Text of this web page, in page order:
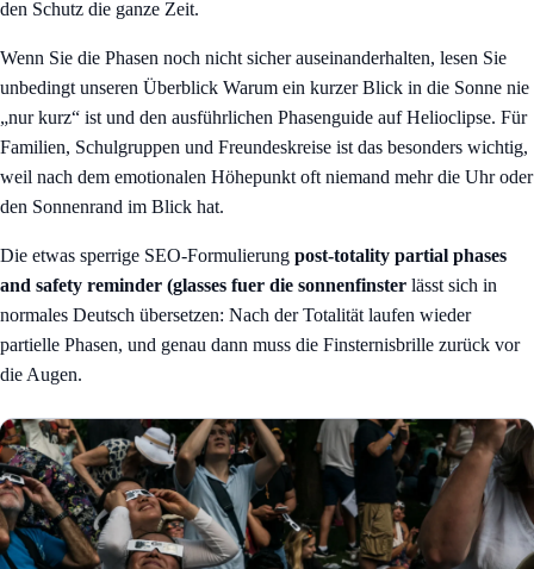
den Schutz die ganze Zeit.
Wenn Sie die Phasen noch nicht sicher auseinanderhalten, lesen Sie
unbedingt unseren Überblick Warum ein kurzer Blick in die Sonne nie
„nur kurz“ ist und den ausführlichen Phasenguide auf Helioclipse. Für
Familien, Schulgruppen und Freundeskreise ist das besonders wichtig,
weil nach dem emotionalen Höhepunkt oft niemand mehr die Uhr oder
den Sonnenrand im Blick hat.
Die etwas sperrige SEO-Formulierung post-totality partial phases
and safety reminder (glasses fuer die sonnenfinster lässt sich in
normales Deutsch übersetzen: Nach der Totalität laufen wieder
partielle Phasen, und genau dann muss die Finsternisbrille zurück vor
die Augen.